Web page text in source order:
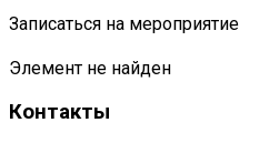
Записаться на мероприятие
Элемент не найден
Контакты